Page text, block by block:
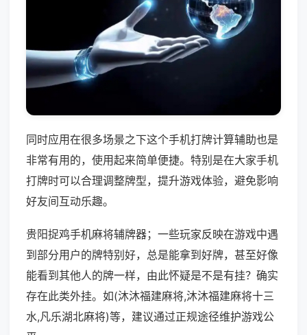
同时应用在很多场景之下这个手机打牌计算辅助也是
非常有用的，使用起来简单便捷。特别是在大家手机
打牌时可以合理调整牌型，提升游戏体验，避免影响
好友间互动乐趣。
贵阳捉鸡手机麻将辅牌器；一些玩家反映在游戏中遇
到部分用户的牌特别好，总是能拿到好牌，甚至好像
能看到其他人的牌一样，由此怀疑是不是有挂？确实
存在此类外挂。如(沐沐福建麻将,沐沐福建麻将十三
水,凡乐湖北麻将)等，建议通过正规途径维护游戏公